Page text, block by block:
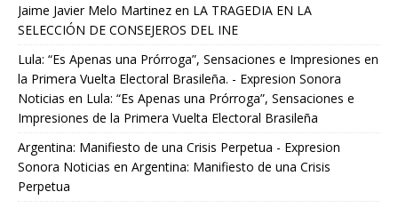
Jaime Javier Melo Martinez en LA TRAGEDIA EN LA
SELECCIÓN DE CONSEJEROS DEL INE
Lula: “Es Apenas una Prórroga”, Sensaciones e Impresiones en
la Primera Vuelta Electoral Brasileña. - Expresion Sonora
Noticias en Lula: “Es Apenas una Prórroga”, Sensaciones e
Impresiones de la Primera Vuelta Electoral Brasileña
Argentina: Manifiesto de una Crisis Perpetua - Expresion
Sonora Noticias en Argentina: Manifiesto de una Crisis
Perpetua